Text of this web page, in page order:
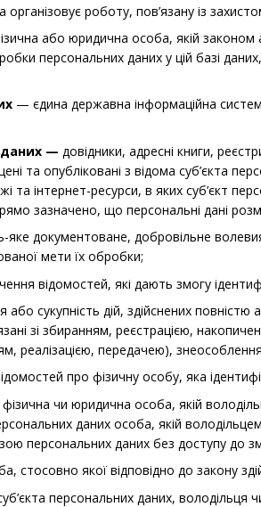
роботу, пов’язану із
або юридична особа, якій законом
персональних даних у цій базі
— єдина державна інформаційна
даних — довідники, адресні книги,
та опубліковані з відома суб’єкта
інтернет-ресурси, в яких суб’єкт
зазначено, що персональні дані
яке документоване, добровільне
мети їх обробки;
відомостей, які дають змогу
або сукупність дій, здійснених
зі збиранням, реєстрацією,
реалізацією, передачею),
про фізичну особу, яка
фізична чи юридична особа, якій
даних особа, якій
персональних даних без доступу до
стосовно якої відповідно до закону
персональних даних,